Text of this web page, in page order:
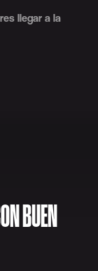
llegar a la
BUEN